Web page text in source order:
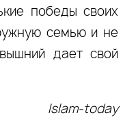
победы своих
семью и не
дает свой
Islam-today